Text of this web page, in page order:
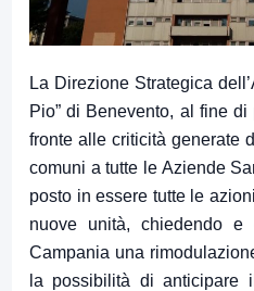
La Direzione Strategica
Pio” di Benevento, al fine
fronte alle criticità generate
comuni a tutte le Aziende
posto in essere tutte le
nuove unità, chiedendo e
Campania una
la possibilità di anticipare